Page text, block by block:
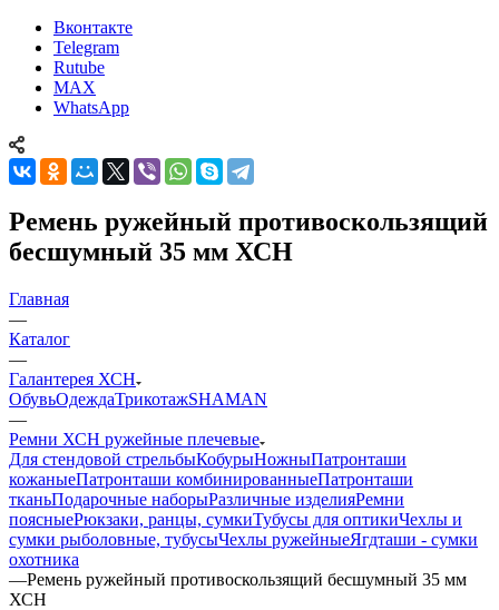
Вконтакте
Telegram
Rutube
MAX
WhatsApp
Ремень ружейный противоскользящий
бесшумный 35 мм ХСН
Главная
—
Каталог
—
Галантерея ХСН
ОбувьОдеждаТрикотажSHAMAN
—
Ремни ХСН ружейные плечевые
Для стендовой стрельбыКобурыНожныПатронташи
кожаныеПатронташи комбинированныеПатронташи
тканьПодарочные наборыРазличные изделияРемни
поясныеРюкзаки, ранцы, сумкиТубусы для оптикиЧехлы и
сумки рыболовные, тубусыЧехлы ружейныеЯгдташи - сумки
охотника
—Ремень ружейный противоскользящий бесшумный 35 мм
ХСН